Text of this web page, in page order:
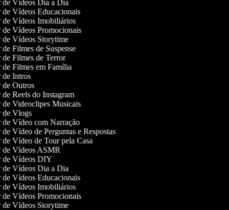
de Vídeos Dia a Dia
de Vídeos Educacionais
de Vídeos Imobiliários
de Vídeos Promocionais
de Vídeos Storytime
de Filmes de Suspense
de Filmes de Terror
de Filmes em Família
de Intros
de Outros
de Reels do Instagram
de Videoclipes Musicais
de Vlogs
de Vídeo com Narração
de Vídeo de Perguntas e Respostas
de Vídeo de Tour pela Casa
de Vídeos ASMR
de Vídeos DIY
de Vídeos Dia a Dia
de Vídeos Educacionais
de Vídeos Imobiliários
de Vídeos Promocionais
de Vídeos Storytime